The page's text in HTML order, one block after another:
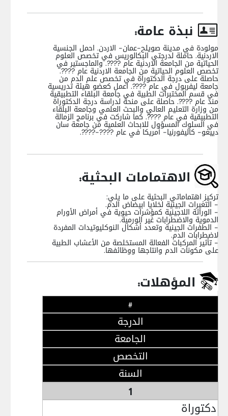
نبذة عامة:
مولودة في مدينة صويلح-عمان- الاردن. احمل الجنسية
الاردنية. حاملة لدرجتي البكالوريس في تخصص العلوم
الحياتية من الجامعة الاردنية عام ????. والماجستير في
تخصص العلوم الحياتية من الجامعة الاردنية عام ????.
حاصلة على درجة الدكتوراة في تخصص علم الدم من
جامعة ليفربول في عام ????. اعمل كعضو هيئة تدريسية
في قسم المختبرات الطبية في جامعة البلقاء التطبيقية
منذ عام ????. حاصلة على منحة لدراسة درجة الدكتوراة
من وزارة التعليم العالي والبحث العلمي وجامعة البلقاء
التطبيقية في عام ????. كما شاركت في برنامج الزمالة
في السلوك المسؤول للابحاث العلمية من جامعة سان
دييغو- كاليفورنيا- أمريكا في عام ????-????.
الاهتمامات البحثية:
تركيز اهتماماتي البحثية على ما يلي:
- التغيرات الجينية لخلايا ابيضاض الدم.
- الوراثة اللاجينية كمؤشرات حيوية في أمراض الأورام
الدموية والاضطرابات غير الورمية.
- الطفرات الجينية وتعدد أشكال النوكليوتيدات المفردة
لاضطرابات الدم.
- تأثير المركبات الفعالة المستخلصة من الأعشاب الطبية
على مكونات الدم وانتاجها ووظائفها.
المؤهلات:
#
الدرجة
الجامعة
التخصص
السنة
1
دكتوراة